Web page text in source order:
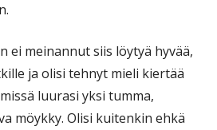
ei meinannut siis löytyä hyvää,
ja olisi tehnyt mieli kiertää
luurasi yksi tumma,
möykky. Olisi kuitenkin ehkä